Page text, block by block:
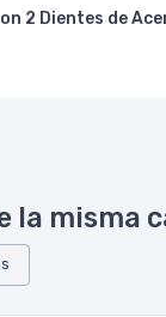
2 Dientes de
la misma